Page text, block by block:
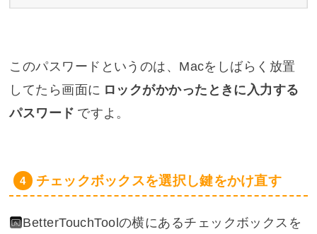
このパスワードというのは、Macをしばらく放置
してたら画面に ロックがかかったときに入力する
パスワード ですよ。
チェックボックスを選択し鍵をかけ直す
BetterTouchToolの横にあるチェックボックスを